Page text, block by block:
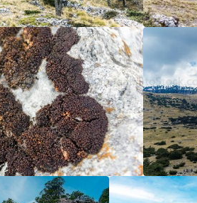
5/5
5/5